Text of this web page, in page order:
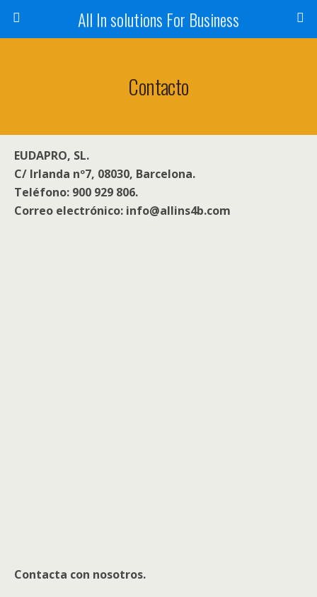
All In solutions For Business
Contacto
EUDAPRO, SL.
C/ Irlanda nº7, 08030, Barcelona.
Teléfono: 900 929 806.
Correo electrónico: info@allins4b.com
Contacta con nosotros.